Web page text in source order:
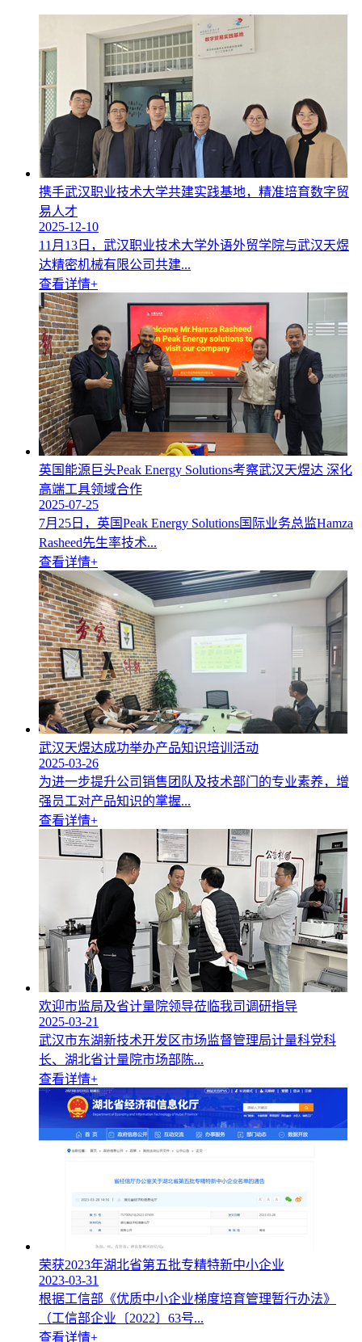
携手武汉职业技术大学共建实践基地，精准培育数字贸
易人才
2025-12-10
11月13日，武汉职业技术大学外语外贸学院与武汉天煜
达精密机械有限公司共建...
查看详情+
英国能源巨头Peak Energy Solutions考察武汉天煜达 深化
高端工具领域合作
2025-07-25
7月25日，英国Peak Energy Solutions国际业务总监Hamza
Rasheed先生率技术...
查看详情+
武汉天煜达成功举办产品知识培训活动
2025-03-26
为进一步提升公司销售团队及技术部门的专业素养，增
强员工对产品知识的掌握...
查看详情+
欢迎市监局及省计量院领导莅临我司调研指导
2025-03-21
武汉市东湖新技术开发区市场监督管理局计量科党科
长、湖北省计量院市场部陈...
查看详情+
荣获2023年湖北省第五批专精特新中小企业
2023-03-31
根据工信部《优质中小企业梯度培育管理暂行办法》
（工信部企业〔2022〕63号...
查看详情+